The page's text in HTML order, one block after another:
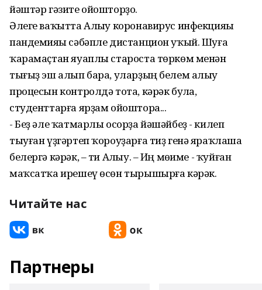
йәштәр гәзите ойошторҙо.
Әлеге ваҡытта Алһыу коронавирус инфекцияһы
пандемияһы сәбәпле дистанцион уҡый. Шуға
ҡарамаҫтан яуаплы староста төркөм менән
тығыҙ эш алып бара, уларҙың белем алыу
процесын контролдә тота, кәрәк булһа,
студенттарға ярҙам ойоштора...
- Беҙ әле ҡатмарлы осорҙа йәшәйбеҙ - килеп
тыуған үҙгәртеп ҡороуҙарға тиҙ генә яраҡлаша
белергә кәрәк, – ти Алһыу. – Иң мөһиме - ҡуйған
маҡсатҡа ирешеү өсөн тырышырға кәрәк.
Читайте нас
Партнеры